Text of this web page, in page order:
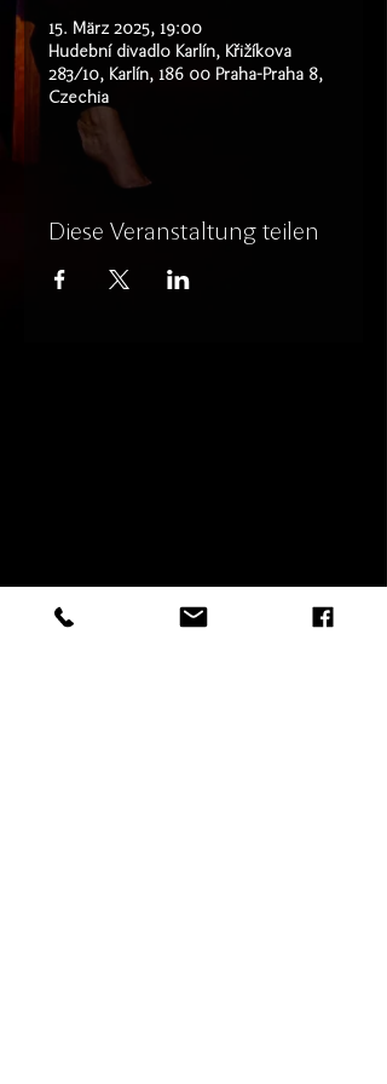
15. März 2025, 19:00
Hudební divadlo Karlín, Křižíkova
283/10, Karlín, 186 00 Praha-Praha 8,
Czechia
Diese Veranstaltung teilen